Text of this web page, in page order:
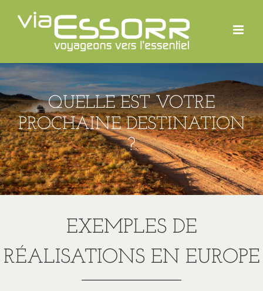
contenu
QUELLE EST VOTRE
PROCHAINE DESTINATION
?
EXEMPLES DE
RÉALISATIONS EN EUROPE